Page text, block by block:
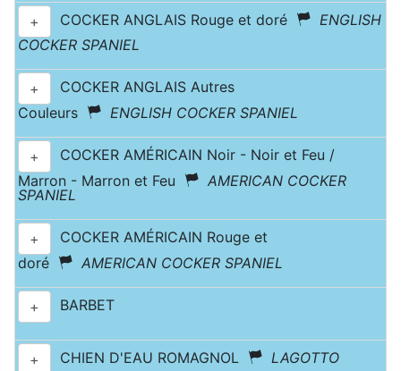
+ COCKER ANGLAIS Rouge et doré
ENGLISH
COCKER SPANIEL
+
COCKER ANGLAIS Autres
Couleurs
ENGLISH COCKER SPANIEL
+
COCKER AMÉRICAIN Noir - Noir et Feu /
Marron - Marron et Feu
AMERICAN COCKER
SPANIEL
+
COCKER AMÉRICAIN Rouge et
doré
AMERICAN COCKER SPANIEL
+ BARBET
+ CHIEN D'EAU ROMAGNOL
LAGOTTO